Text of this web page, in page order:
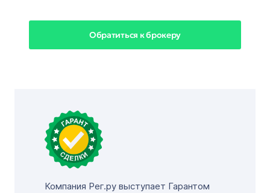
Обратиться к брокеру
Компания Рег.ру выступает Гарантом